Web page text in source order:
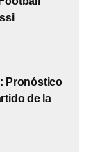
Pronóstico
de la